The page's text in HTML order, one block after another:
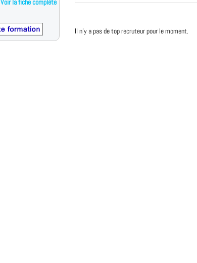
Voir la fiche complète
Il n'y a pas de top recruteur pour le moment.